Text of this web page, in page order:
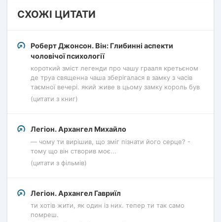
СХОЖІ ЦИТАТИ
Роберт Джонсон. Він: Глибинні аспекти
чоловічої психології
короткий зміст легенди про чашу грааля кретьєном
де труа священна чаша зберігалася в замку з часів
таємної вечері. який живе в цьому замку король був
(цитати з книг)
Легіон. Архангел Михайло
— чому ти вирішив, що зміг пізнати його серце? -
тому що він створив моє...
(цитати з фільмів)
Легіон. Архангел Гавриїл
ти хотів жити, як один із них. тепер ти так само
помреш.